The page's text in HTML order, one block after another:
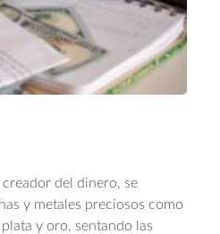
del dinero, se
y metales preciosos como
y oro, sentando las